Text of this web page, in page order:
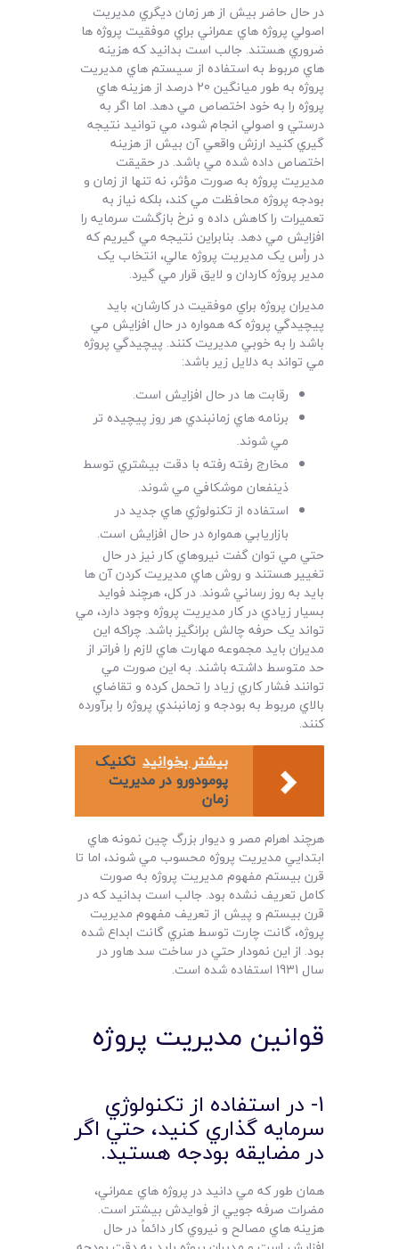
در حال حاضر بيش از هر زمان ديگري مديريت
اصولي پروژه هاي عمراني براي موفقيت پروژه ها
ضروري هستند. جالب است بدانيد که هزينه
هاي مربوط به استفاده از سيستم هاي مديريت
پروژه به طور ميانگين 20 درصد از هزينه هاي
پروژه را به خود اختصاص مي دهد. اما اگر به
درستي و اصولي انجام شود،‌ مي توانيد نتيجه
گيري کنيد ارزش واقعي آن بيش از هزينه
اختصاص داده شده مي باشد. در حقيقت
مديريت پروژه به صورت مؤثر، نه تنها از زمان و
بودجه پروژه محافظت مي کند، بلکه نياز به
تعميرات را کاهش داده و نرخ بازگشت سرمايه را
افزايش مي دهد. بنابراين نتيجه مي گيريم که
در رأس يک مديريت پروژه عالي، انتخاب يک
مدير پروژه کاردان و لايق قرار مي گيرد.
مديران پروژه براي موفقيت در کارشان،‌ بايد
پيچيدگي پروژه که همواره در حال افزايش مي
باشد را به خوبي مديريت کنند. پيچيدگي پروژه
مي تواند به دلايل زير باشد:
رقابت ها در حال افزايش است.
برنامه هاي زمانبندي هر روز پيچيده تر
مي شوند.
مخارج رفته رفته با دقت بيشتري توسط
ذينفعان موشکافي مي شوند.
استفاده از تکنولوژي هاي جديد در
بازاريابي همواره در حال افزايش است.
حتي مي توان گفت نيروهاي کار نيز در حال
تغيير هستند و روش هاي مديريت کردن آن ها
بايد به روز رساني شوند. در کل،‌ هرچند فوايد
بسيار زيادي در کار مديريت پروژه وجود دارد، مي
تواند يک حرفه چالش برانگيز باشد. چراکه اين
مديران بايد مجموعه مهارت هاي لازم را فراتر از
حد متوسط داشته باشند. به اين صورت مي
توانند فشار کاري زياد را تحمل کرده و تقاضاي
بالاي مربوط به بودجه و زمانبندي پروژه را برآورده
کنند.
بیشتر بخوانید تکنیک
پومودورو در مدیریت
زمان
هرچند اهرام مصر و ديوار بزرگ چين نمونه هاي
ابتدايي مديريت پروژه محسوب مي شوند، اما تا
قرن بيستم مفهوم مديريت پروژه به صورت
کامل تعريف نشده بود. جالب است بدانيد که در
قرن بيستم و پيش از تعريف مفهوم مديريت
پروژه، گانت چارت توسط هنري گانت ابداع شده
بود. از اين نمودار حتي در ساخت سد هاور در
سال 1931 استفاده شده است.
قوانين مديريت پروژه
1- در استفاده از تکنولوژي
سرمايه گذاري کنيد، حتي اگر
در مضايقه بودجه هستيد.
همان طور که مي دانيد در پروژه هاي عمراني،‌
مضرات صرفه جويي از فوايدش بيشتر است.
هزينه هاي مصالح و نيروي کار دائماً در حال